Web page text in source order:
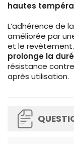
hautes
L’adhérence de
améliorée par
et le
prolonge la
résistance
après utilisation.